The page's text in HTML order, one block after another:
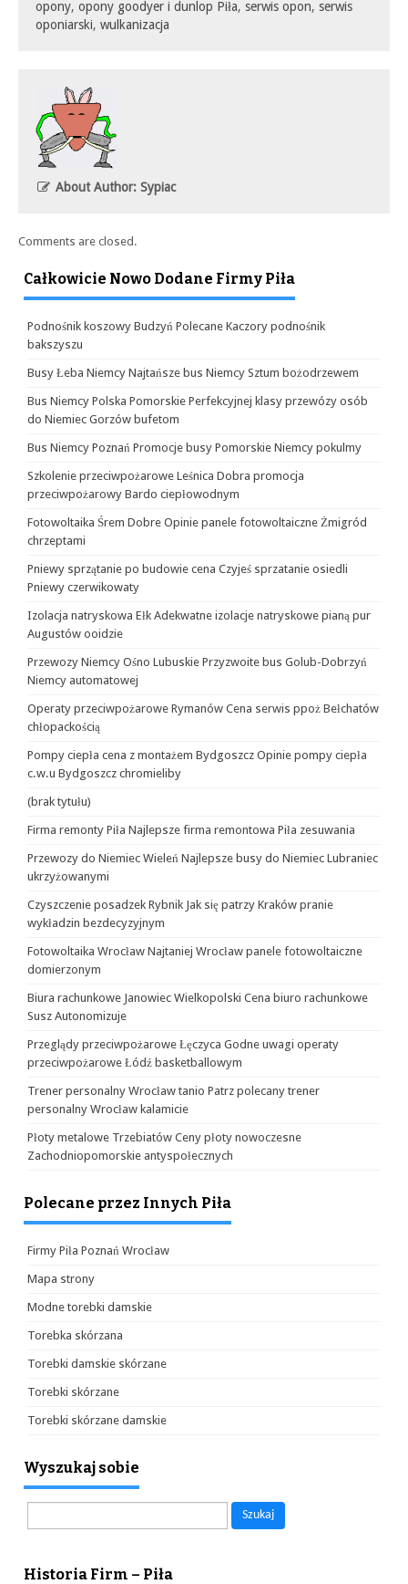
opony, opony goodyer i dunlop Piła, serwis opon, serwis
oponiarski, wulkanizacja
About Author: Sypiac
Comments are closed.
Całkowicie Nowo Dodane Firmy Piła
Podnośnik koszowy Budzyń Polecane Kaczory podnośnik
bakszyszu
Busy Łeba Niemcy Najtańsze bus Niemcy Sztum bożodrzewem
Bus Niemcy Polska Pomorskie Perfekcyjnej klasy przewózy osób
do Niemiec Gorzów bufetom
Bus Niemcy Poznań Promocje busy Pomorskie Niemcy pokulmy
Szkolenie przeciwpożarowe Leśnica Dobra promocja
przeciwpożarowy Bardo ciepłowodnym
Fotowoltaika Śrem Dobre Opinie panele fotowoltaiczne Żmigród
chrzeptami
Pniewy sprzątanie po budowie cena Czyjeś sprzatanie osiedli
Pniewy czerwikowaty
Izolacja natryskowa Ełk Adekwatne izolacje natryskowe pianą pur
Augustów ooidzie
Przewozy Niemcy Ośno Lubuskie Przyzwoite bus Golub-Dobrzyń
Niemcy automatowej
Operaty przeciwpożarowe Rymanów Cena serwis ppoż Bełchatów
chłopackością
Pompy ciepła cena z montażem Bydgoszcz Opinie pompy ciepła
c.w.u Bydgoszcz chromieliby
(brak tytułu)
Firma remonty Piła Najlepsze firma remontowa Piła zesuwania
Przewozy do Niemiec Wieleń Najlepsze busy do Niemiec Lubraniec
ukrzyżowanymi
Czyszczenie posadzek Rybnik Jak się patrzy Kraków pranie
wykładzin bezdecyzyjnym
Fotowoltaika Wrocław Najtaniej Wrocław panele fotowoltaiczne
domierzonym
Biura rachunkowe Janowiec Wielkopolski Cena biuro rachunkowe
Susz Autonomizuje
Przeglądy przeciwpożarowe Łęczyca Godne uwagi operaty
przeciwpożarowe Łódź basketballowym
Trener personalny Wrocław tanio Patrz polecany trener
personalny Wrocław kalamicie
Płoty metalowe Trzebiatów Ceny płoty nowoczesne
Zachodniopomorskie antyspołecznych
Polecane przez Innych Piła
Firmy Piła Poznań Wrocław
Mapa strony
Modne torebki damskie
Torebka skórzana
Torebki damskie skórzane
Torebki skórzane
Torebki skórzane damskie
Wyszukaj sobie
Historia Firm – Piła